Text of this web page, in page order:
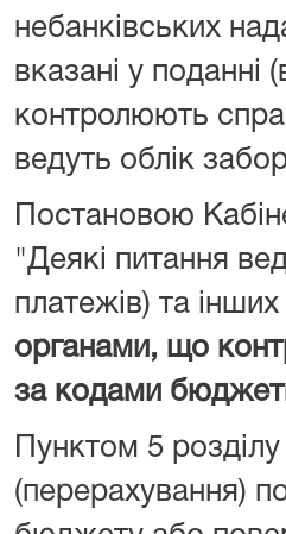
небанківських
вказані у поданні
контролюють
ведуть облік
Постановою
"Деякі питання
платежів) та
органами, що
за кодами
Пунктом 5
(перерахування)